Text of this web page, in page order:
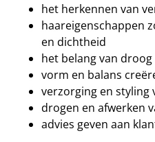
het herkennen van
haareigenschappen
en dichtheid
het belang van
vorm en balans
verzorging en styling
drogen en afwerken
advies geven aan